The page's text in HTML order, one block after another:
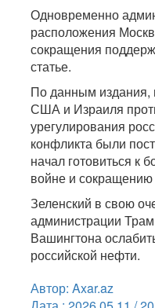
Одновременно
расположения
сокращения
статье.
По данным издания,
США и Израиля
урегулирования
конфликта были
начал готовиться к
войне и
Зеленский в свою
администрации
Вашингтона
российской нефти.
Автор: Axar.az